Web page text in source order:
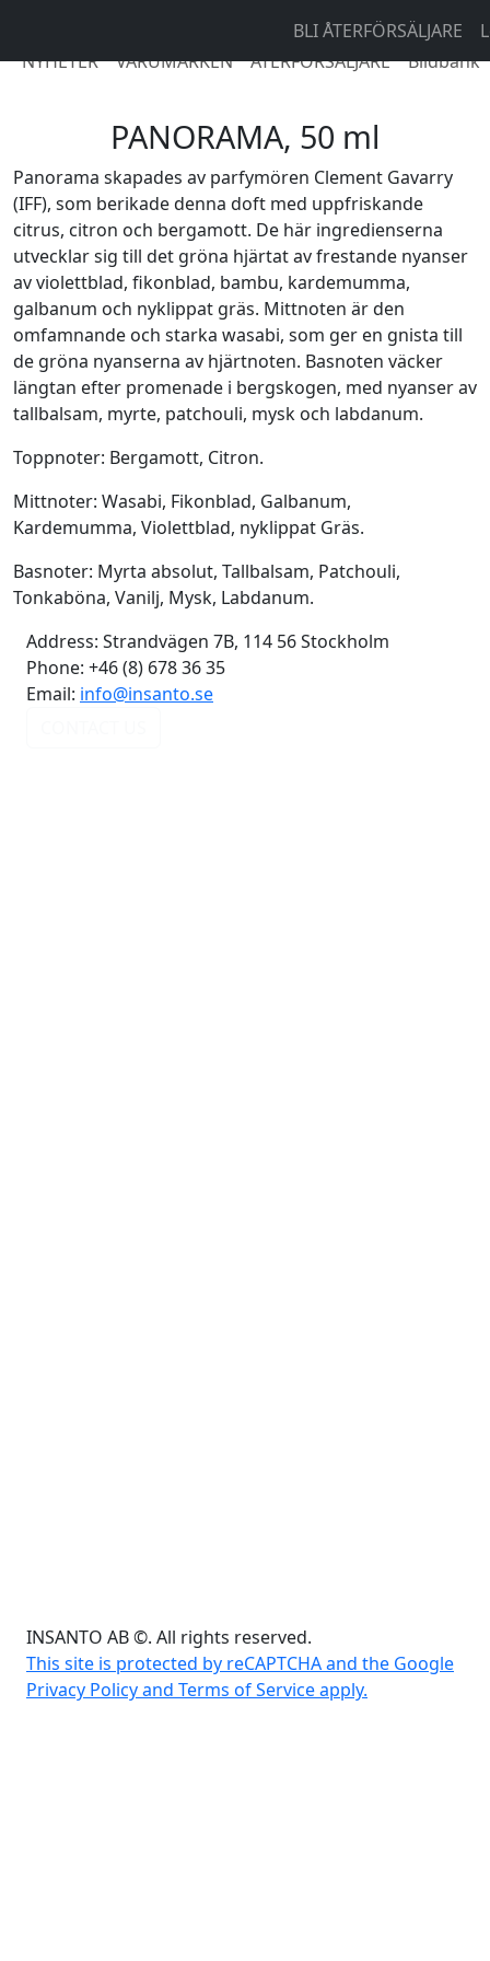
BLI ÅTERFÖRSÄLJARE
NYHETER
VARUMÄRKEN ÅTERFÖRSÄLJARE Bildbank
PANORAMA, 50 ml
Panorama skapades av parfymören Clement Gavarry
(IFF), som berikade denna doft med uppfriskande
citrus, citron och bergamott. De här ingredienserna
utvecklar sig till det gröna hjärtat av frestande nyanser
av violettblad, fikonblad, bambu, kardemumma,
galbanum och nyklippat gräs. Mittnoten är den
omfamnande och starka wasabi, som ger en gnista till
de gröna nyanserna av hjärtnoten. Basnoten väcker
längtan efter promenade i bergskogen, med nyanser av
tallbalsam, myrte, patchouli, mysk och labdanum.
Toppnoter: Bergamott, Citron.
Mittnoter: Wasabi, Fikonblad, Galbanum,
Kardemumma, Violettblad, nyklippat Gräs.
Basnoter: Myrta absolut, Tallbalsam, Patchouli,
Tonkaböna, Vanilj, Mysk, Labdanum.
Address: Strandvägen 7B, 114 56 Stockholm
Phone: +46 (8) 678 36 35
Email: info@insanto.se
INSANTO AB ©. All rights reserved.
This site is protected by reCAPTCHA and the Google
Privacy Policy and Terms of Service apply.